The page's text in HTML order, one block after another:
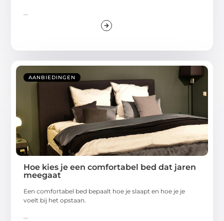
AANBIEDINGEN
Hoe kies je een comfortabel bed dat jaren
meegaat
Een comfortabel bed bepaalt hoe je slaapt en hoe je je
voelt bij het opstaan.
...